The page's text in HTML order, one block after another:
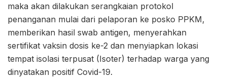
maka akan dilakukan serangkaian protokol
penanganan mulai dari pelaporan ke posko PPKM,
memberikan hasil swab antigen, menyerahkan
sertifikat vaksin dosis ke-2 dan menyiapkan lokasi
tempat isolasi terpusat (Isoter) terhadap warga yang
dinyatakan positif Covid-19.